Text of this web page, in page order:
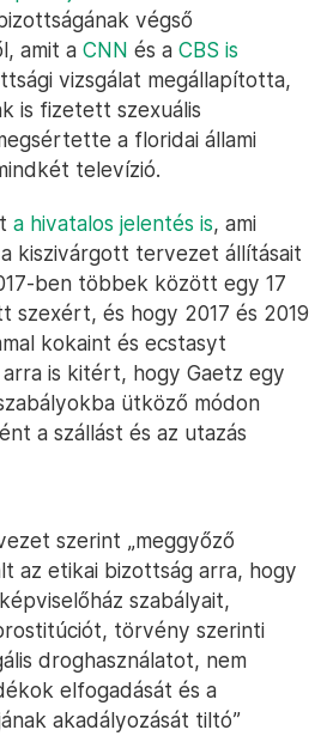
végső
amit a CNN és a CBS is
vizsgálat megállapította,
is fizetett szexuális
a floridai állami
televízió.
a hivatalos jelentés is, ami
kiszivárgott tervezet állításait
ben többek között egy 17
szexért, és hogy 2017 és 2019
kokaint és ecstasyt
is kitért, hogy Gaetz egy
ütköző módon
a szállást és az utazás
szerint „meggyőző
az etikai bizottság arra, hogy
szabályait,
törvény szerinti
droghasználatot, nem
elfogadását és a
akadályozását tiltó”